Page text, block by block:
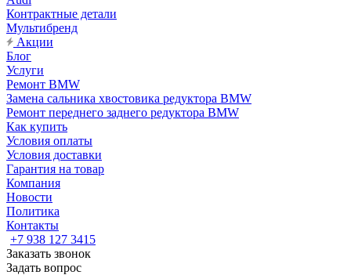
Контрактные детали
Мультибренд
Акции
Блог
Услуги
Ремонт BMW
Замена сальника хвостовика редуктора BMW
Ремонт переднего заднего редуктора BMW
Как купить
Условия оплаты
Условия доставки
Гарантия на товар
Компания
Новости
Политика
Контакты
+7 938 127 3415
Заказать звонок
Задать вопрос